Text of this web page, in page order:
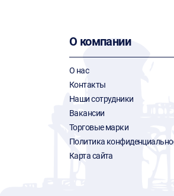
О компании
О нас
Контакты
Наши сотрудники
Вакансии
Торговые марки
Политика
Карта сайта